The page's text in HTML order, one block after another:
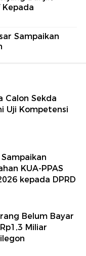
Sampaikan
Calon Sekda
Uji Kompetensi
KUA-PPAS
kepada DPRD
Belum Bayar
Miliar